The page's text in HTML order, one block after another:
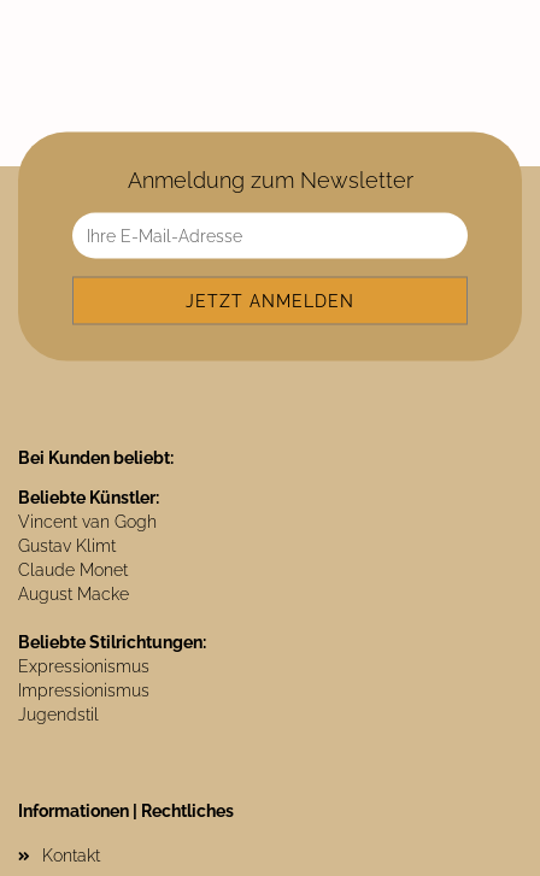
Anmeldung zum Newsletter
Bei Kunden beliebt:
Beliebte Künstler:
Vincent van Gogh
Gustav Klimt
Claude Monet
August Macke
Beliebte Stilrichtungen:
Expressionismus
Impressionismus
Jugendstil
Informationen | Rechtliches
Kontakt